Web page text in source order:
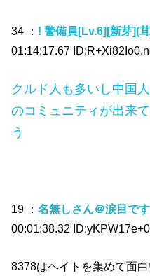
34 ： ! 警備員[Lv.6][新芽](
01:14:17.67
クルド人も多いし中国
のコミュニティが出来
う
19 ：名無しさん＠涙目です
00:01:38.32
8378はヘイトを集めて面